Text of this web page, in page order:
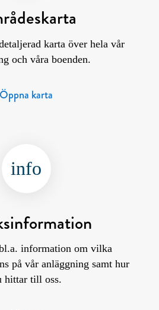
karta över hela vår
och våra boenden.
Öppna karta
info
information om vilka
på vår anläggning samt hur
hittar till oss.